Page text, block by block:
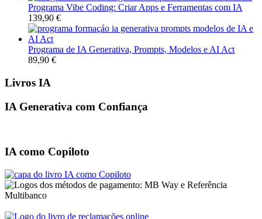
Programa Vibe Coding: Criar Apps e Ferramentas com IA
139,90 €
Programa de IA Generativa, Prompts, Modelos e AI Act
89,90 €
Livros IA
IA Generativa com Confiança
IA como Copiloto